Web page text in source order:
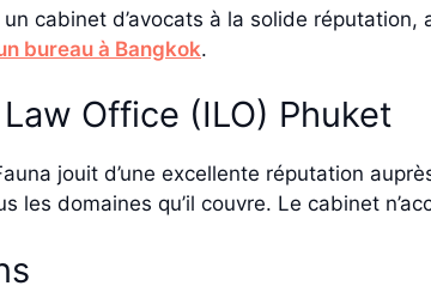
cabinet d’avocats à la solide
bureau à Bangkok.
Office (ILO) Phuket
jouit d’une excellente réputation
les domaines qu’il couvre. Le cabinet